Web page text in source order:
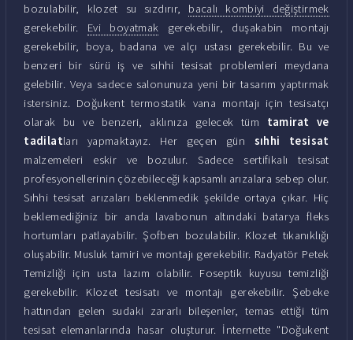
bozulabilir, klozet su sızdırır, bacalı kombiyi değiştirmek
gerekebilir. Evi boyatmak gerekebilir, duşakabin montajı
gerekebilir, boya, badana ve alçı ustası gerekebilir. Bu ve
benzeri bir sürü iş ve sıhhi tesisat problemleri meydana
gelebilir. Veya sadece salonunuza yeni bir tasarım yaptırmak
istersiniz. Doğukent termostatik vana montajı için tesisatçı
olarak bu ve benzeri, aklınıza gelecek tüm tamirat ve
tadilatları yapmaktayız. Her geçen gün sıhhi tesisat
malzemeleri eskir ve bozulur. Sadece sertifikalı tesisat
profesyonellerinin çözebileceği kapsamlı arızalara sebep olur.
Sıhhi tesisat arızaları beklenmedik şekilde ortaya çıkar. Hiç
beklemediğiniz bir anda lavabonun altındaki batarya fleks
hortumları patlayabilir. Şofben bozulabilir. Klozet tıkanıklığı
oluşabilir. Musluk tamiri ve montajı gerekebilir. Radyatör Petek
Temizliği için usta lazım olabilir. Foseptik kuyusu temizliği
gerekebilir. Klozet tesisatı ve montajı gerekebilir. Şebeke
hattından gelen sudaki zararlı bileşenler, temas ettiği tüm
tesisat elemanlarında hasar oluşturur. İnternette "Doğukent